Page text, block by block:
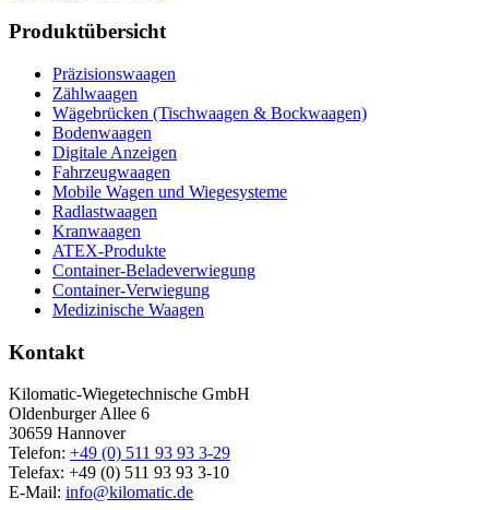
Produktübersicht
Präzisionswaagen
Zählwaagen
Wägebrücken (Tischwaagen & Bockwaagen)
Bodenwaagen
Digitale Anzeigen
Fahrzeugwaagen
Mobile Wagen und Wiegesysteme
Radlastwaagen
Kranwaagen
ATEX-Produkte
Container-Beladeverwiegung
Container-Verwiegung
Medizinische Waagen
Kontakt
Kilomatic-Wiegetechnische GmbH
Oldenburger Allee 6
30659 Hannover
Telefon: +49 (0) 511 93 93 3-29
Telefax: +49 (0) 511 93 93 3-10
E-Mail: info@kilomatic.de